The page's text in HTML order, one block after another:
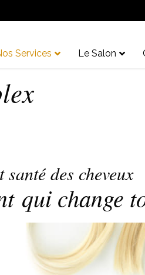
Services Le Salon
santé des cheveux
qui change